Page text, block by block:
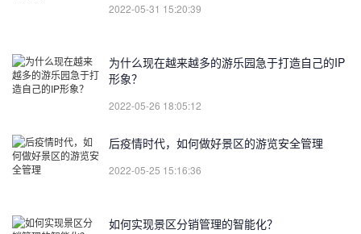
2022-05-31 15:20:39
为什么现在越来越多的游乐园急于打造自己的IP
形象？
2022-05-26 18:05:12
后疫情时代，如何做好景区的游览安全管理
2022-05-25 15:16:36
如何实现景区分销管理的智能化？